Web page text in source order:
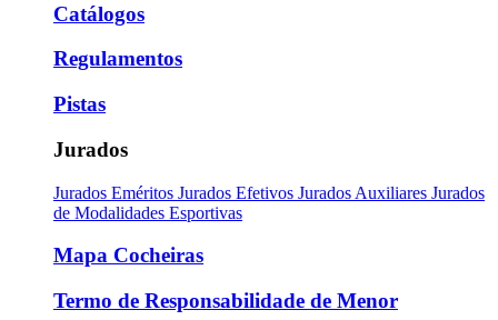
Catálogos
Regulamentos
Pistas
Jurados
Jurados Eméritos Jurados Efetivos Jurados Auxiliares Jurados
de Modalidades Esportivas
Mapa Cocheiras
Termo de Responsabilidade de Menor